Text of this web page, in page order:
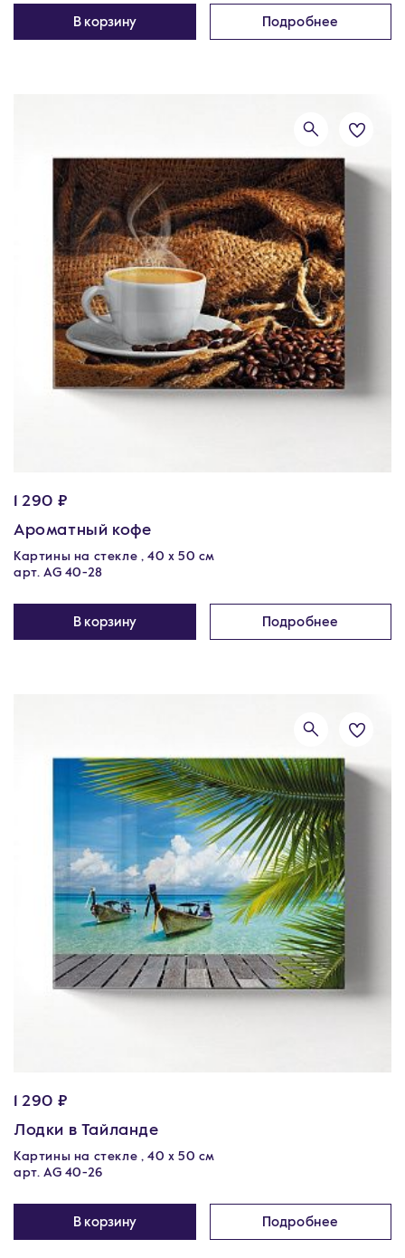
В корзину Подробнее
1 290 ₽
Ароматный кофе
Картины на стекле , 40 х 50 см
арт. AG 40-28
В корзину Подробнее
1 290 ₽
Лодки в Тайланде
Картины на стекле , 40 х 50 см
арт. AG 40-26
В корзину Подробнее